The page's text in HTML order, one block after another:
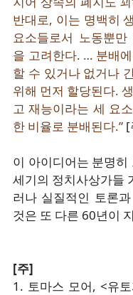
반대로, 이는 명백히
요소들로서 노동뿐
을 고려한다. … 분배
할 수 있거나 없거나
위해 먼저 할당된다.
고 재능이라는 세 요
한 비율로 분배된다.” [
이 아이디어는 분명
세기의 정치사상가들
러나 실질적인 토론
것은 또 다른 60년이
[주]
1. 토마스 모어, <유